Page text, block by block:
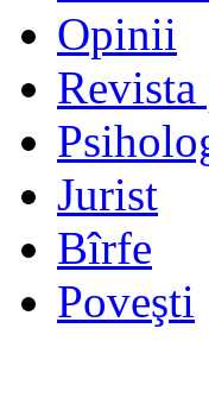
Opinii
Revista
Jurist
Bîrfe
Poveşti